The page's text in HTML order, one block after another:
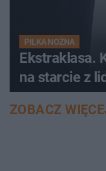
PIŁKA NOŻNA
Ekstraklasa.
na starcie z
ZOBACZ